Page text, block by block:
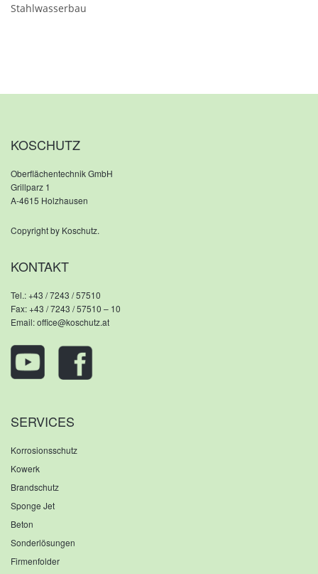
Stahlwasserbau
KOSCHUTZ
Oberflächentechnik GmbH
Grillparz 1
A-4615 Holzhausen
Copyright by Koschutz.
KONTAKT
Tel.:+43 / 7243 / 57510
Fax: +43 / 7243 / 57510 – 10
Email:office@koschutz.at
SERVICES
Korrosionsschutz
Kowerk
Brandschutz
Sponge Jet
Beton
Sonderlösungen
Firmenfolder